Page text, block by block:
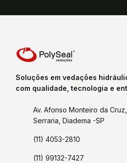
Soluções em vedações
com qualidade, tecnologia e
Av. Afonso Monteiro da
Serraria, Diadema -SP
(11) 4053-2810
(11) 99132-7427